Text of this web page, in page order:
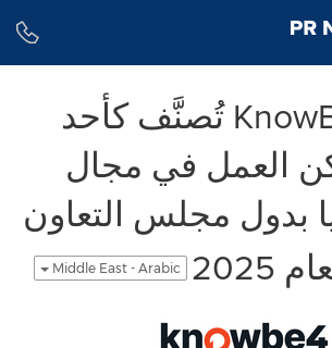
شركة KnowBe4 تُصنَّف كأحد
العمل في مجال
بدول مجلس التعاون
Middle East - Arabic